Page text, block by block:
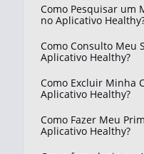
Como Pesquisar um
no Aplicativo
Como Consulto Meu
Aplicativo Healthy?
Como Excluir Minha
Aplicativo Healthy?
Como Fazer Meu
Aplicativo Healthy?